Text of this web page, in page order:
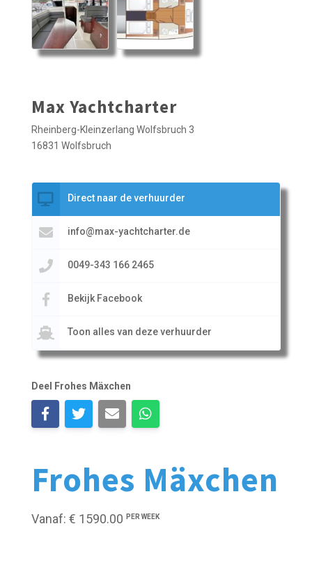
Frohes Mäxchen
Vanaf: € 1590.00 PER WEEK
Max Yachtcharter
Rheinberg-Kleinzerlang Wolfsbruch 3
16831 Wolfsbruch
Direct naar de verhuurder
info@max-yachtcharter.de
0049-343 166 2465
Bekijk Facebook
Toon alles van deze verhuurder
Deel Frohes Mäxchen